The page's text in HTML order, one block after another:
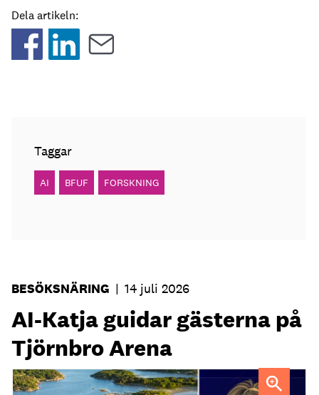
Dela artikeln:
Taggar
AI BFUF FORSKNING
BESÖKSNÄRING | 14 juli 2026
AI-Katja guidar gästerna på
Tjörnbro Arena
AI-medarbetaren Katja tillträdde i tjänst i april.